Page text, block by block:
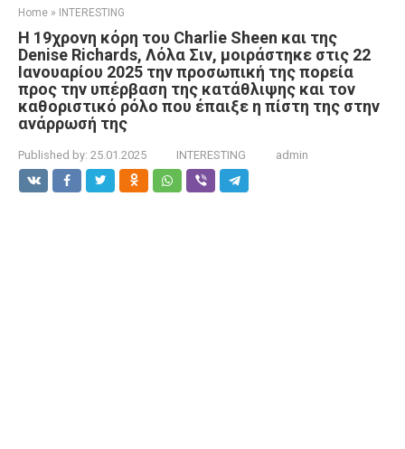
Home » INTERESTING
Η 19χρονη κόρη του Charlie Sheen και της
Denise Richards, Λόλα Σιν, μοιράστηκε στις 22
Ιανουαρίου 2025 την προσωπική της πορεία
προς την υπέρβαση της κατάθλιψης και τον
καθοριστικό ρόλο που έπαιξε η πίστη της στην
ανάρρωσή της
Published by: 25.01.2025 INTERESTING admin